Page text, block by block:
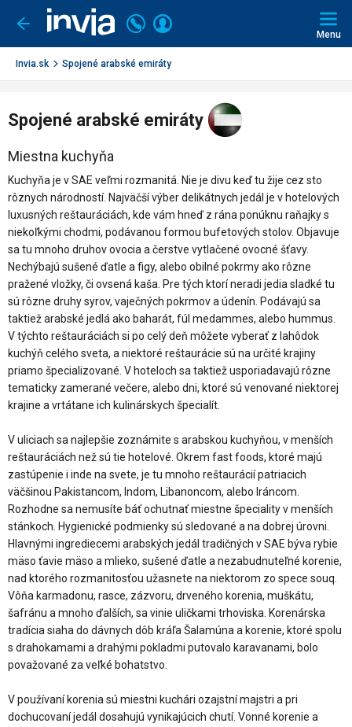
Ísť
späť
Volajte
+421
2
3221
Prihlásiť
Menu
Invia.sk Spojené arabské emiráty
Spojené arabské emiráty
Miestna kuchyňa
Kuchyňa je v SAE veľmi rozmanitá. Nie je divu keď tu žije cez sto
rôznych národností. Najväčší výber delikátnych jedál je v hotelových
luxusných reštauráciách, kde vám hneď z rána ponúknu raňajky s
niekoľkými chodmi, podávanou formou bufetových stolov. Objavuje
sa tu mnoho druhov ovocia a čerstve vytlačené ovocné šťavy.
Nechýbajú sušené ďatle a figy, alebo obilné pokrmy ako rôzne
pražené vložky, či ovsená kaša. Pre tých ktorí neradi jedia sladké tu
sú rôzne druhy syrov, vaječných pokrmov a údenín. Podávajú sa
taktiež arabské jedlá ako baharát, fúl medammes, alebo hummus.
V týchto reštauráciách si po celý deň môžete vyberať z lahôdok
kuchýň celého sveta, a niektoré reštaurácie sú na určité krajiny
priamo špecializované. V hoteloch sa taktiež usporiadavajú rôzne
tematicky zamerané večere, alebo dni, ktoré sú venované niektorej
krajine a vrtátane ich kulinárskych špecialít.
V uliciach sa najlepšie zoznámite s arabskou kuchyňou, v menších
reštauráciách než sú tie hotelové. Okrem fast foods, ktoré majú
zastúpenie i inde na svete, je tu mnoho reštaurácií patriacich
väčšinou Pakistancom, Indom, Libanoncom, alebo Iráncom.
Rozhodne sa nemusíte báť ochutnať miestne špeciality v menších
stánkoch. Hygienické podmienky sú sledované a na dobrej úrovni.
Hlavnými ingrediecemi arabských jedál tradičných v SAE býva rybie
mäso ťavie mäso a mlieko, sušené ďatle a nezabudnuteľné korenie,
nad ktorého rozmanitosťou užasnete na niektorom zo spece souq.
Vôňa karmadonu, rasce, zázvoru, drveného korenia, muškátu,
šafránu a mnoho ďalších, sa vinie uličkami trhoviska. Korenárska
tradícia siaha do dávnych dôb kráľa Šalamúna a korenie, ktoré spolu
s drahokamami a drahými pokladmi putovalo karavanami, bolo
považované za veľké bohatstvo.
V používaní korenia sú miestni kuchári ozajstní majstri a pri
dochucovaní jedál dosahujú vynikajúcich chutí. Vonné korenie a